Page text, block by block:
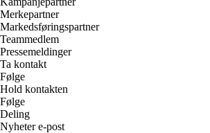
Merkepartner
Markedsføringspartner
Teammedlem
Pressemeldinger
Ta kontakt
Følge
Hold kontakten
Følge
Deling
Nyheter e-post